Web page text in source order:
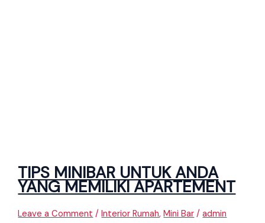
TIPS MINIBAR UNTUK ANDA
YANG MEMILIKI APARTEMENT
Leave a Comment /Interior Rumah,Mini Bar /admin